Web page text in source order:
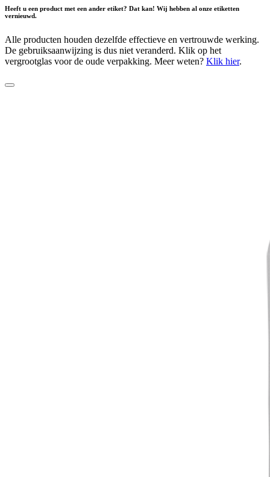
Heeft u een product met een ander etiket? Dat kan! Wij hebben al onze etiketten
vernieuwd.
Alle producten houden dezelfde effectieve en vertrouwde werking.
De gebruiksaanwijzing is dus niet veranderd. Klik op het
vergrootglas voor de oude verpakking. Meer weten? Klik hier.